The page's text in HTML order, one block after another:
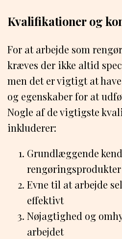
Kvalifikationer og
For at arbejde som
kræves der ikke altid
men det er vigtigt at
og egenskaber for at
Nogle af de vigtigste
inkluderer:
Grundlæggende
Evne til at arbejde
effektivt
Nøjagtighed og
arbejdet